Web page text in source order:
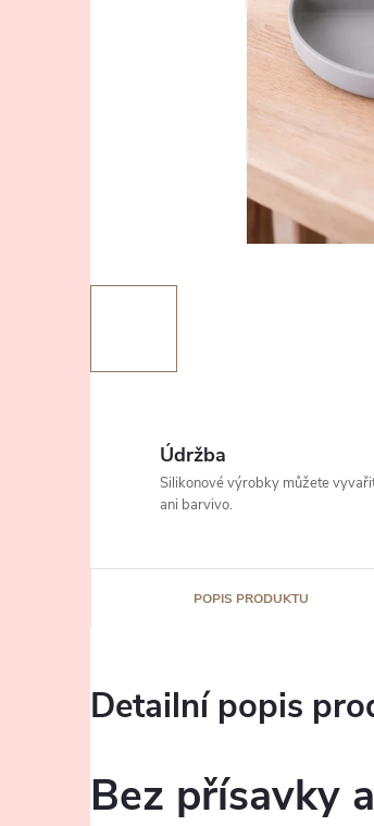
Údržba
Silikonové výrobky můžete
ani barvivo.
POPIS PRODUKTU
Detailní popis
Bez přísavky